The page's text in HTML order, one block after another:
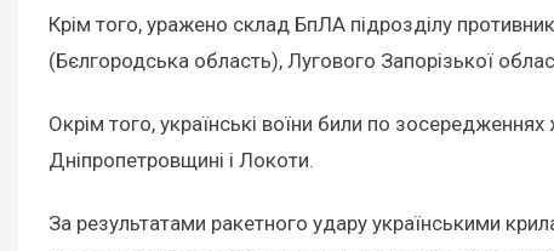
Крім того, уражено склад БпЛА підрозділу
(Бєлгородська область), Лугового Запорізької
Окрім того, українські воїни били по
Дніпропетровщині і Локоти.
За результатами ракетного удару українськими